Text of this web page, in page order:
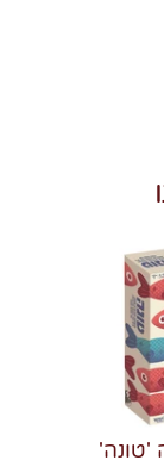
'טונה'